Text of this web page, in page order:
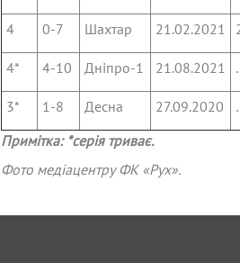
4 0-7 Шахтар 21.02.2021
4* 4-10 Дніпро-1 21.08.2021
3* 1-8 Десна 27.09.2020
Примітка: *серія триває.
Фото медіацентру ФК «Рух».